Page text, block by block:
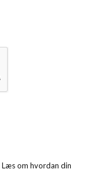
Læs om hvordan din